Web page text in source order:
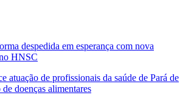
despedida em esperança com nova
HNSC
atuação de profissionais da saúde de Pará de
doenças alimentares